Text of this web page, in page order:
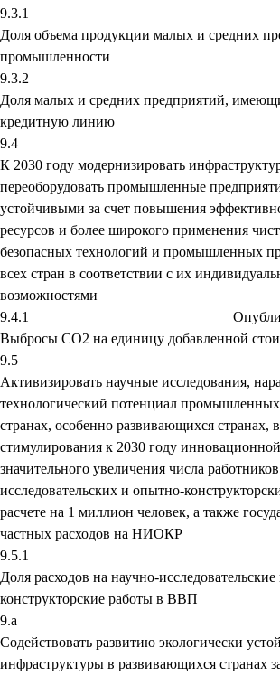
9.3.1
Доля объема продукции малых и средних
промышленности
9.3.2
Доля малых и средних предприятий,
кредитную линию
9.4
К 2030 году модернизировать
переоборудовать промышленные
устойчивыми за счет повышения
ресурсов и более широкого применения
безопасных технологий и промышленных
всех стран в соответствии с их
возможностями
9.4.1
Выбросы CO2 на единицу добавленной
9.5
Активизировать научные исследования,
технологический потенциал промышленных
странах, особенно развивающихся странах,
стимулирования к 2030 году
значительного увеличения числа
исследовательских и опытно-
расчете на 1 миллион человек, а также
частных расходов на НИОКР
9.5.1
Доля расходов на научно-
конструкторские работы в ВВП
9.a
Содействовать развитию экологически
инфраструктуры в развивающихся странах